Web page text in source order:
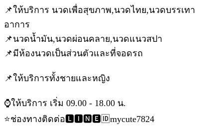
📌ให้บริการ นวดเพื่อสุขภาพ,นวดไทย,นวดบรรเทา
อาการ
📌นวดน้ำมัน,นวดผ่อนคลาย,นวดแนวสปา
📌มีห้องนวดเป็นส่วนตัวและที่จอดรถ
📌ให้บริการทั้งชายและหญิง
⌚ให้บริการ เริ่ม 09.00 - 18.00 น.
⭐ช่องทางติดต่อ🅻🅸🅽🅴🆔mycute7824